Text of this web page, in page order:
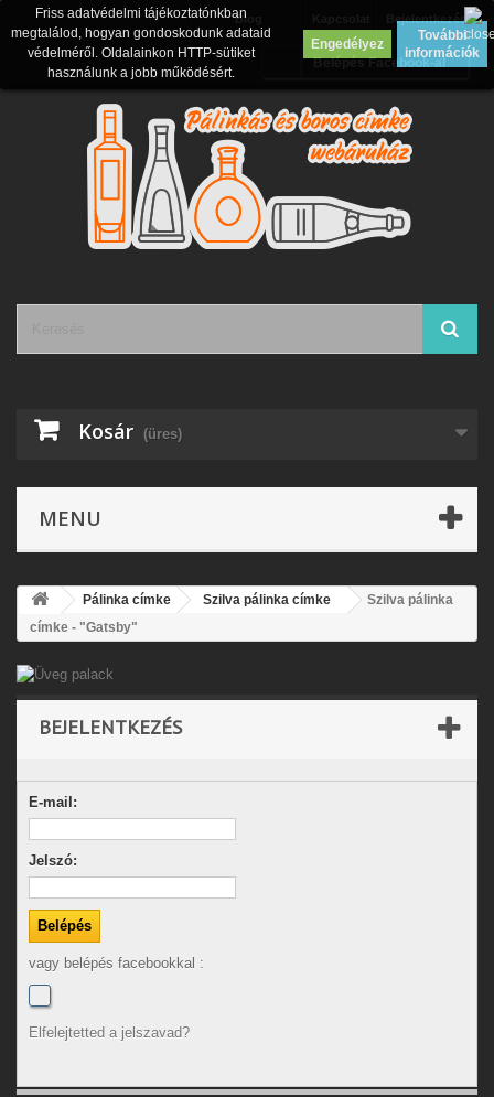
Bejelentkezés
Blog
Belépés Facebook-al
Kosár (üres)
MENU
Friss adatvédelmi tájékoztatónkban
megtalálod, hogyan gondoskodunk adataid
védelméről. Oldalainkon HTTP-sütiket
használunk a jobb működésért.
Engedélyez
További
információk
Pálinka címke Szilva pálinka címke
Szilva pálinka
címke - "Gatsby"
BEJELENTKEZÉS
E-mail:
Jelszó:
vagy belépés facebookkal :
Elfelejtetted a jelszavad?